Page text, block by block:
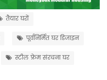
तैयार घरों
पूर्वनिर्मित घर डिजाइन
स्टील फ्रेम संरचना घर